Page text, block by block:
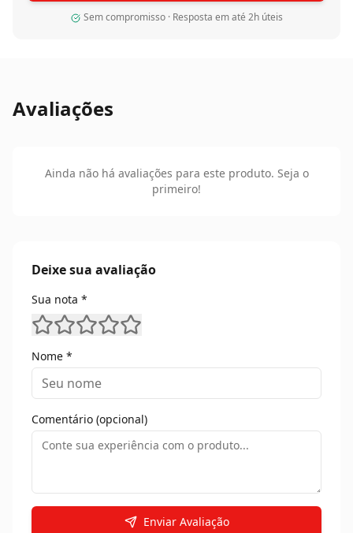
Sem compromisso · Resposta em até 2h úteis
Avaliações
Ainda não há avaliações para este produto. Seja o
primeiro!
Deixe sua avaliação
Sua nota *
Nome *
Comentário (opcional)
Enviar Avaliação